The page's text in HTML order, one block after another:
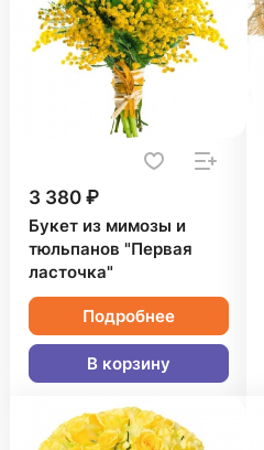
3 380 ₽
Букет из мимозы и
тюльпанов "Первая
ласточка"
Подробнее
В корзину